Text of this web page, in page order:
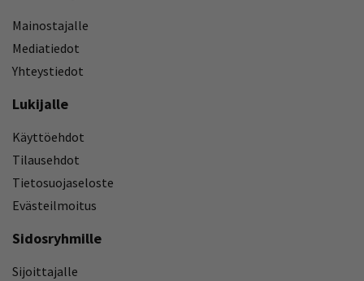
Mainostajalle
Mediatiedot
Yhteystiedot
Lukijalle
Käyttöehdot
Tilausehdot
Tietosuojaseloste
Evästeilmoitus
Sidosryhmille
Sijoittajalle